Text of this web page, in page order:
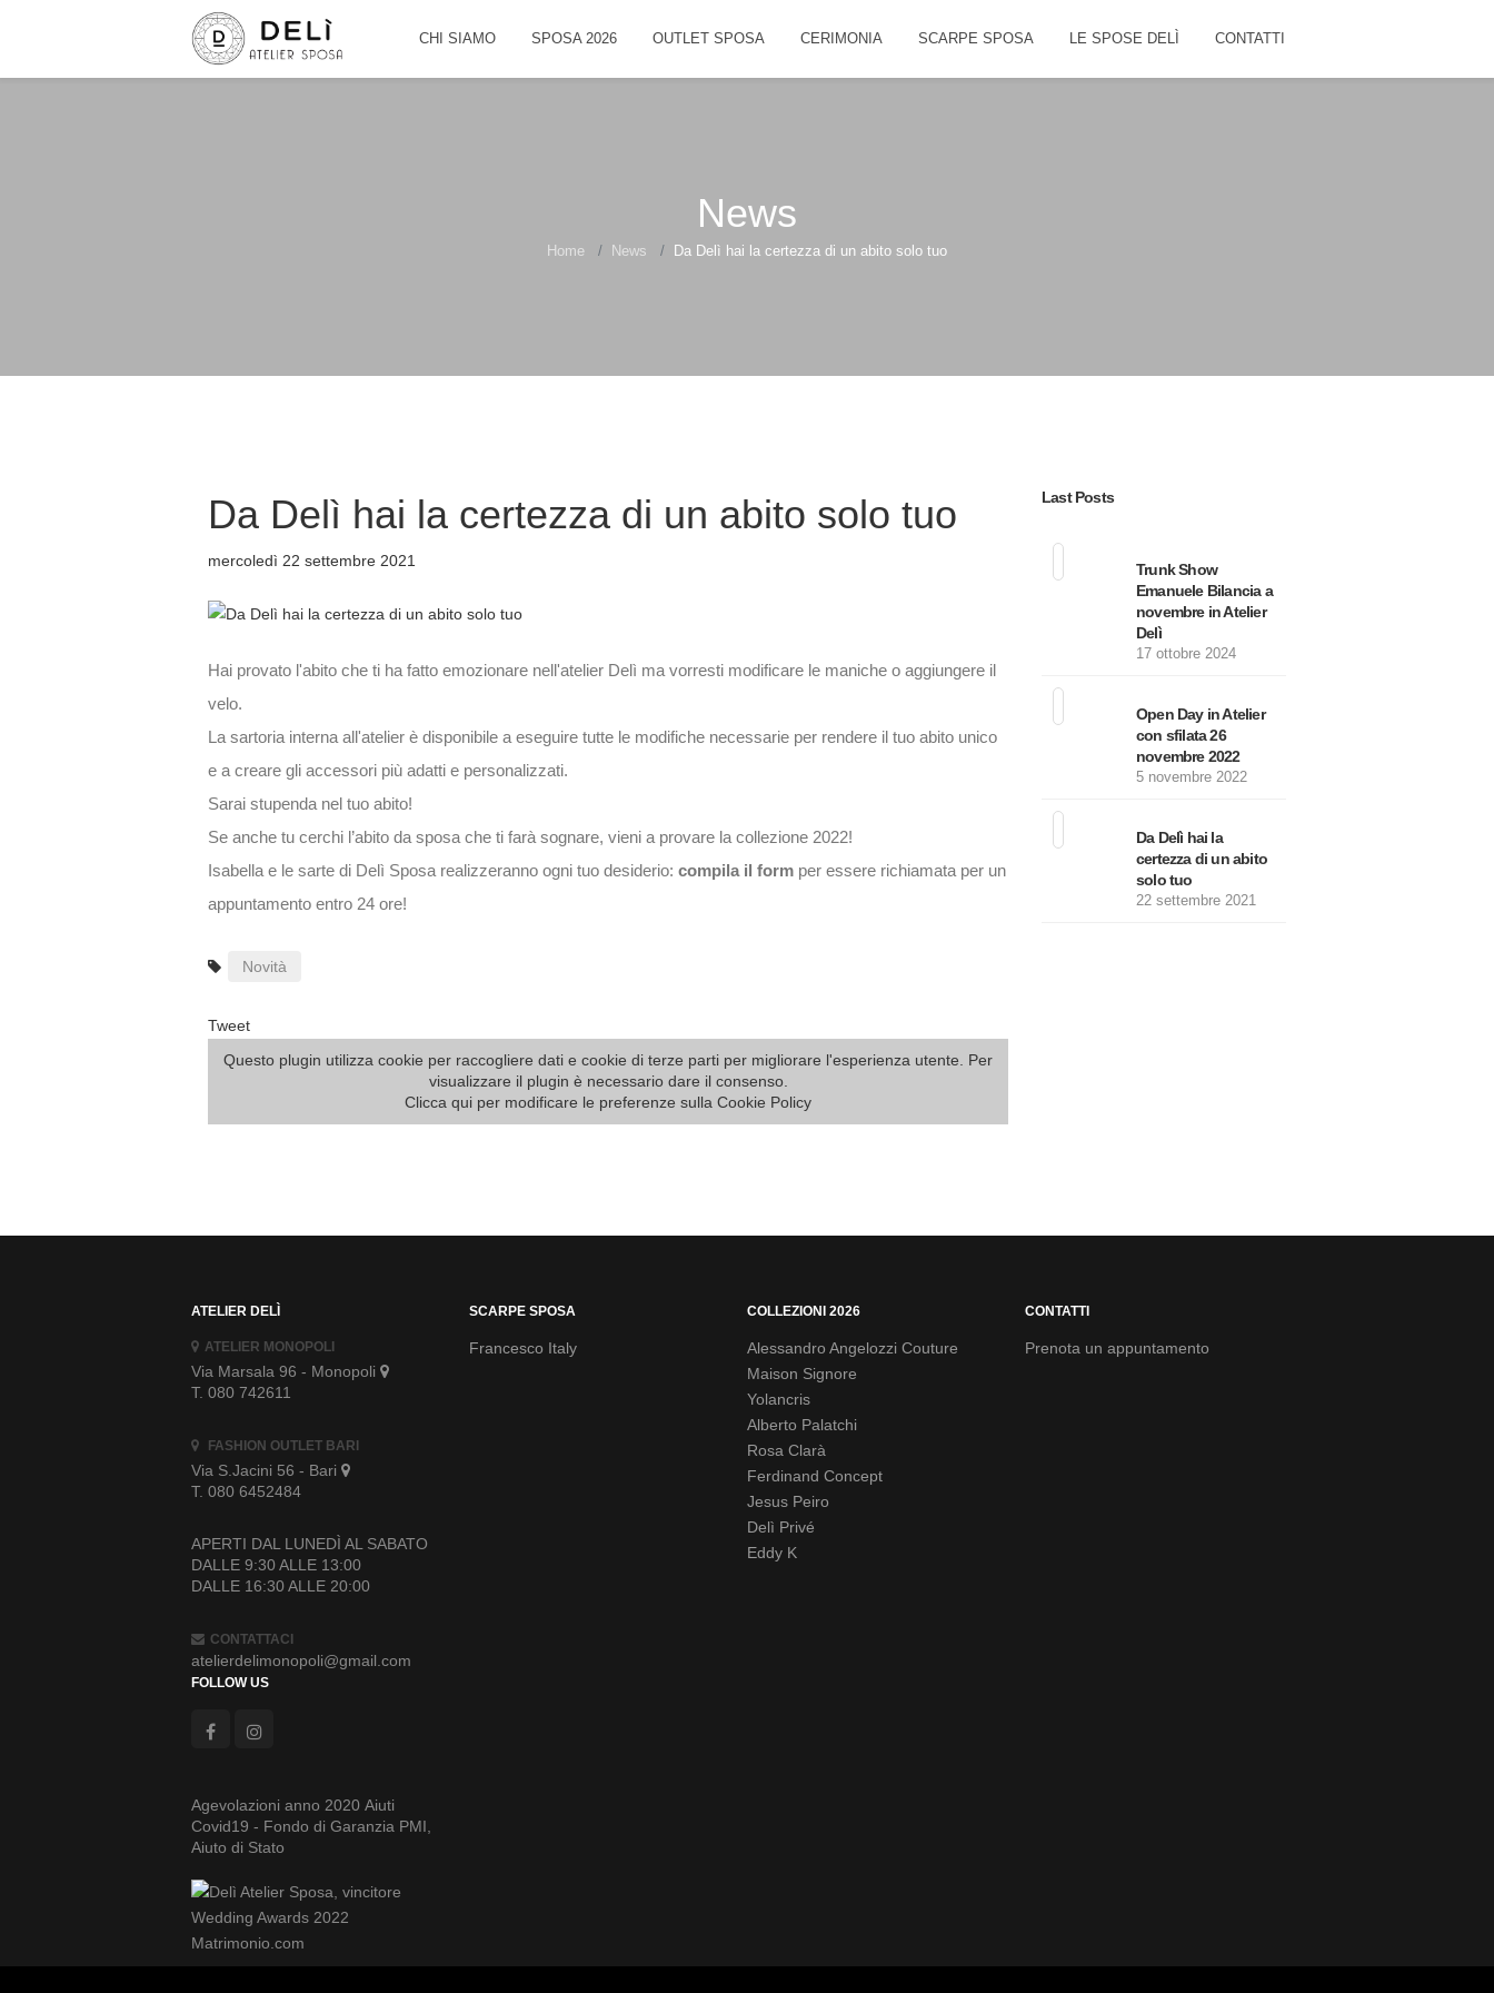
CHI SIAMO SPOSA 2026 OUTLET SPOSA CERIMONIA SCARPE SPOSA LE SPOSE DELÌ CONTATTI
News
Home News Da Delì hai la certezza di un abito solo tuo
Da Delì hai la certezza di un abito solo tuo
mercoledì 22 settembre 2021
Hai provato l'abito che ti ha fatto emozionare nell'atelier Delì ma vorresti modificare le maniche o aggiungere il
velo.
La sartoria interna all'atelier è disponibile a eseguire tutte le modifiche necessarie per rendere il tuo abito unico
e a creare gli accessori più adatti e personalizzati.
Sarai stupenda nel tuo abito!
Se anche tu cerchi l’abito da sposa che ti farà sognare, vieni a provare la collezione 2022!
Isabella e le sarte di Delì Sposa realizzeranno ogni tuo desiderio: compila il form per essere richiamata per un
appuntamento entro 24 ore!
Novità
Tweet
Questo plugin utilizza cookie per raccogliere dati e cookie di terze parti per migliorare l'esperienza utente. Per
visualizzare il plugin è necessario dare il consenso.
Clicca qui per modificare le preferenze sulla Cookie Policy
Last Posts
Trunk Show
Emanuele Bilancia a
novembre in Atelier
Delì
17 ottobre 2024
Open Day in Atelier
con sfilata 26
novembre 2022
5 novembre 2022
Da Delì hai la
certezza di un abito
solo tuo
22 settembre 2021
ATELIER DELÌ
ATELIER MONOPOLI
Via Marsala 96 - Monopoli
T. 080 742611
FASHION OUTLET BARI
Via S.Jacini 56 - Bari
T. 080 6452484
APERTI DAL LUNEDÌ AL SABATO
DALLE 9:30 ALLE 13:00
DALLE 16:30 ALLE 20:00
CONTATTACI
atelierdelimonopoli@gmail.com
SCARPE SPOSA
Francesco Italy
COLLEZIONI 2026
Alessandro Angelozzi Couture
Maison Signore
Yolancris
Alberto Palatchi
Rosa Clarà
Ferdinand Concept
Jesus Peiro
Delì Privé
Eddy K
CONTATTI
Prenota un appuntamento
FOLLOW US
Agevolazioni anno 2020 Aiuti
Covid19 - Fondo di Garanzia PMI,
Aiuto di Stato